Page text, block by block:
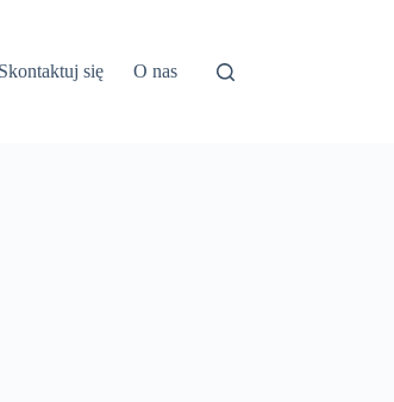
Skontaktuj się O nas